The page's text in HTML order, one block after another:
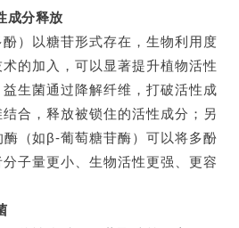
成分释放
）以糖苷形式存在，生物利用度
的加入，可以显著提升植物活性
生菌通过降解纤维，打破活性成
合，释放被锁住的活性成分；另
（如β-葡萄糖苷酶）可以将多酚
子量更小、生物活性更强、更容